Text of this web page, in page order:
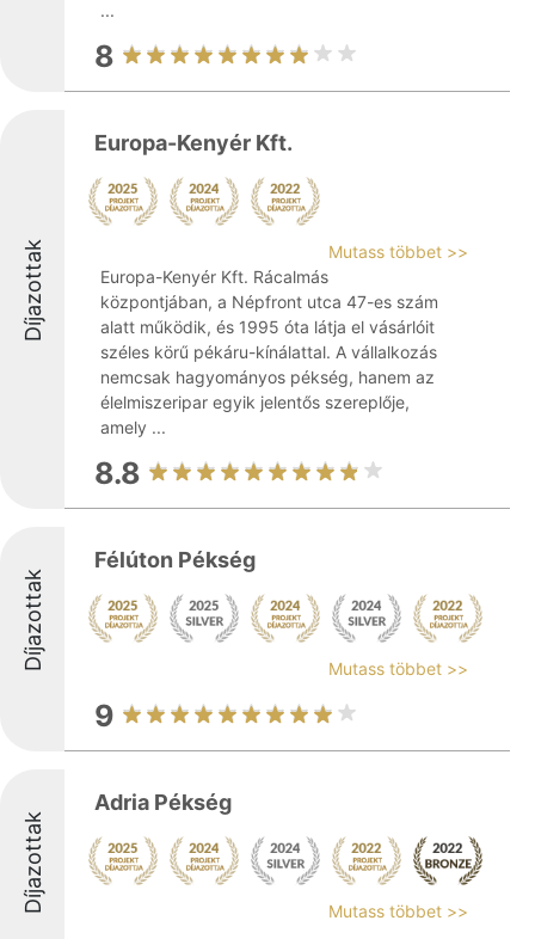
...
8
Díjazottak
Europa-Kenyér Kft.
Mutass többet >>
Europa-Kenyér Kft. Rácalmás
központjában, a Népfront utca 47-es szám
alatt működik, és 1995 óta látja el vásárlóit
széles körű pékáru-kínálattal. A vállalkozás
nemcsak hagyományos pékség, hanem az
élelmiszeripar egyik jelentős szereplője,
amely ...
8.8
Díjazottak
Félúton Pékség
Mutass többet >>
9
Díjazottak
Adria Pékség
Mutass többet >>